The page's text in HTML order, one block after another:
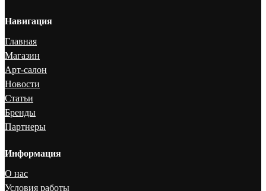
Навигация
Главная
Магазин
Арт-салон
Новости
Статьи
Бренды
Партнеры
Информация
О нас
Условия работы